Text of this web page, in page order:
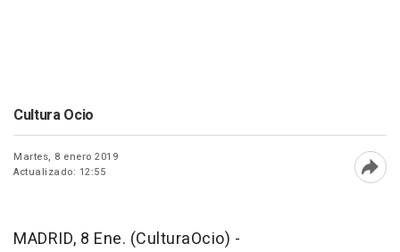
Cultura Ocio
Martes, 8 enero 2019
Actualizado: 12:55
MADRID, 8 Ene. (CulturaOcio) -